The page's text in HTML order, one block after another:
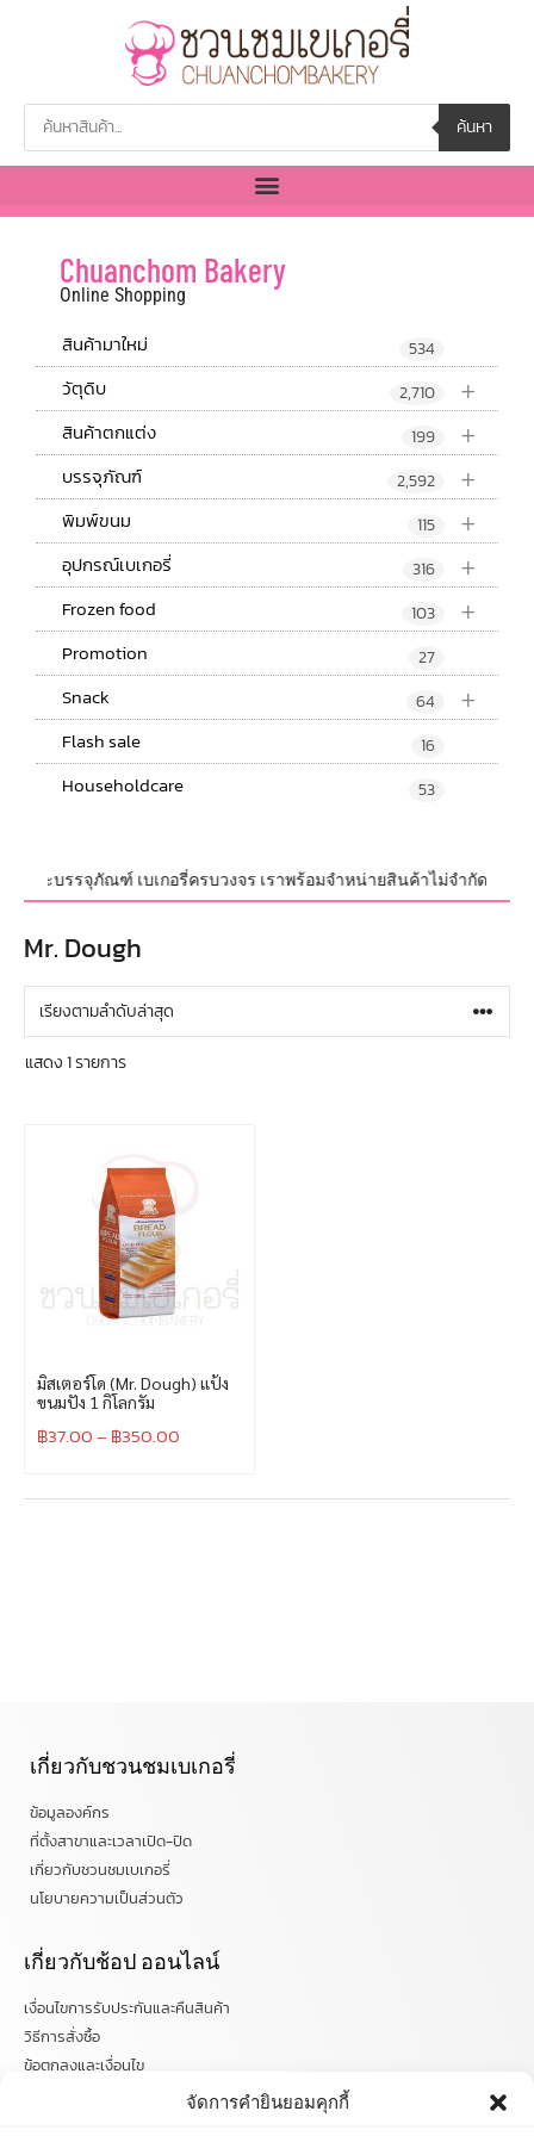
จัดการคำยินยอมคุกกี้
ค้นหา
Chuanchom Bakery
Online Shopping
สินค้ามาใหม่ 534
+
วัตุดิบ 2,710
+
สินค้าตกแต่ง 199
+
บรรจุภัณฑ์ 2,592
+
พิมพ์ขนม 115
+
อุปกรณ์เบเกอรี่ 316
+
Frozen food 103
Promotion 27
+
Snack 64
Flash sale 16
Householdcare 53
ละบรรจุภัณฑ์ เบเกอรี่ครบวงจร เราพร้อมจำหน่ายสินค้าไม่จำกัดจำนว
Mr. Dough
แสดง 1 รายการ
มิสเตอร์โด (Mr. Dough) แป้ง
ขนมปัง 1 กิโลกรัม
฿37.00– ฿350.00
เกี่ยวกับชวนชมเบเกอรี่
ข้อมูลองค์กร
ที่ตั้งสาขาและเวลาเปิด-ปิด
เกี่ยวกับชวนชมเบเกอรี่
นโยบายความเป็นส่วนตัว
เกี่ยวกับช้อป ออนไลน์
เงื่อนไขการรับประกันและคืนสินค้า
วิธีการสั่งซื้อ
ข้อตกลงและเงื่อนไข